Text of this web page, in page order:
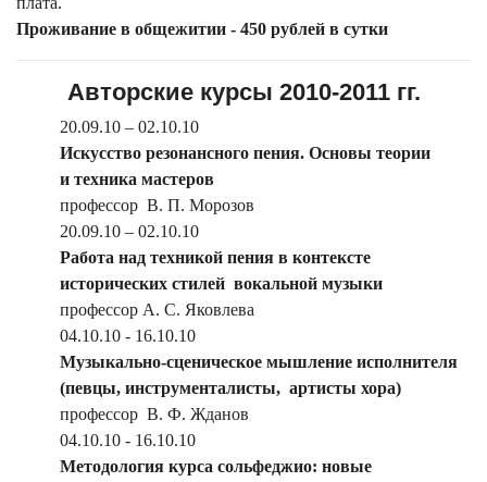
Проживание в общежитии - 450 рублей в сутки
Авторские курсы 2010-2011 гг.
20.09.10 – 02.10.10
Искусство резонансного пения. Основы теории
и техника мастеров
профессор В. П. Морозов
20.09.10 – 02.10.10
Работа над техникой пения в контексте
исторических стилей вокальной музыки
профессор А. С. Яковлева
04.10.10 - 16.10.10
Музыкально-сценическое мышление исполнителя
(певцы, инструменталисты, артисты хора)
профессор В. Ф. Жданов
04.10.10 - 16.10.10
Методология курса сольфеджио: новые